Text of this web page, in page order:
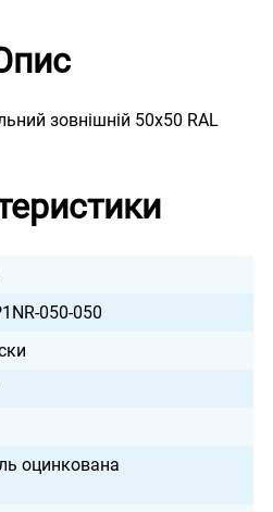
зовнішній 50х50 RAL
050-050
оцинкована